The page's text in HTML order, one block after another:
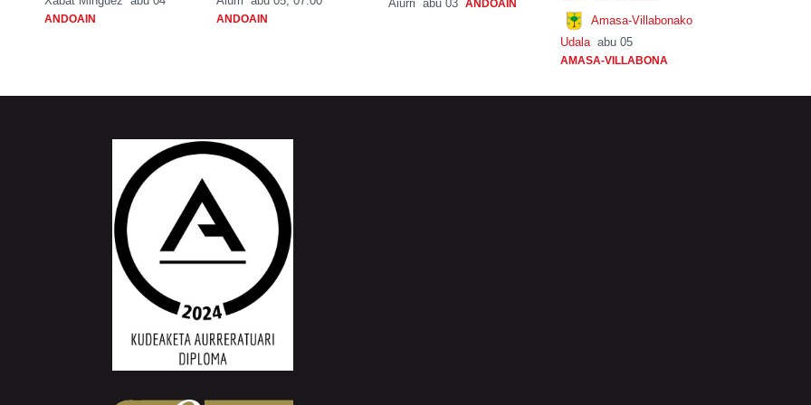
ANDOAIN ANDOAIN
Aiurri abu 03 ANDOAIN
Amasa-Villabonako
Udala abu 05
AMASA-VILLABONA